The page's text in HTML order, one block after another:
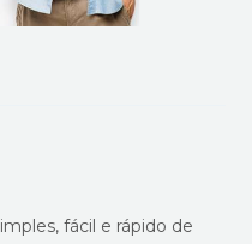
fácil e rápido de